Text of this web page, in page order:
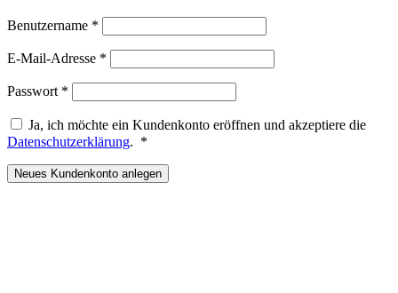
Benutzername *
E-Mail-Adresse *
Passwort *
Ja, ich möchte ein Kundenkonto eröffnen und akzeptiere die
Datenschutzerklärung. *
Neues Kundenkonto anlegen